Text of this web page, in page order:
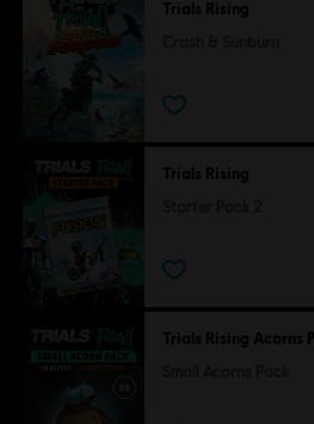
Trials Rising
Trials Rising